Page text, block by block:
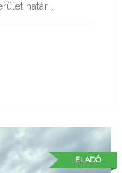
határ...
ELADÓ